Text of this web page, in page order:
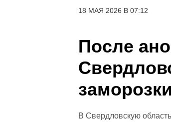
18 МАЯ 2026 В 07:12
После
В Свердловскую